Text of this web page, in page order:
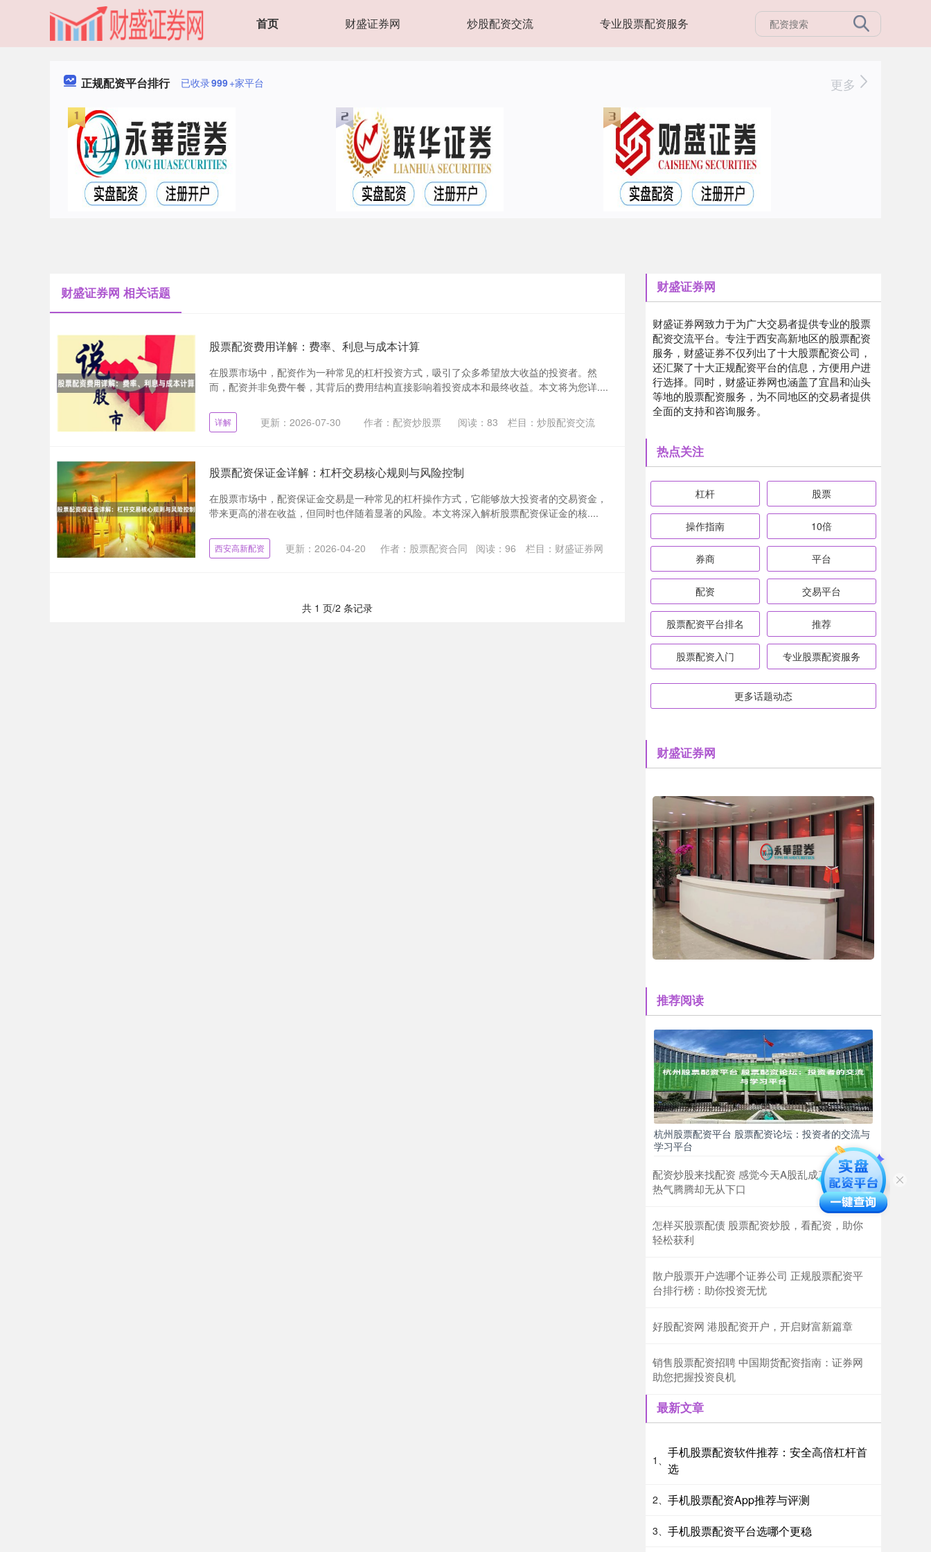
首页 财盛证券网 炒股配资交流 专业股票配资服务
正规配资平台排行 已收录999+家平台 更多
财盛证券网 相关话题
股票配资费用详解：费率、利息与成本计算
在股票市场中，配资作为一种常见的杠杆投资方式，吸引了众多希望放大收益的投资者。然
而，配资并非免费午餐，其背后的费用结构直接影响着投资成本和最终收益。本文将为您详....
详解 更新：2026-07-30 作者：配资炒股票 阅读： 83 栏目： 炒股配资交流
股票配资保证金详解：杠杆交易核心规则与风险控制
在股票市场中，配资保证金交易是一种常见的杠杆操作方式，它能够放大投资者的交易资金，
带来更高的潜在收益，但同时也伴随着显著的风险。本文将深入解析股票配资保证金的核....
西安高新配资 更新：2026-04-20 作者：股票配资合同 阅读： 96 栏目： 财盛证券网
共 1 页/2 条记录
财盛证券网
财盛证券网致力于为广大交易者提供专业的股票
配资交流平台。专注于西安高新地区的股票配资
服务，财盛证券不仅列出了十大股票配资公司，
还汇聚了十大正规配资平台的信息，方便用户进
行选择。同时，财盛证券网也涵盖了宜昌和汕头
等地的股票配资服务，为不同地区的交易者提供
全面的支持和咨询服务。
热点关注
杠杆 股票
操作指南 10倍
券商 平台
配资 交易平台
股票配资平台排名 推荐
股票配资入门 专业股票配资服务
更多话题动态
财盛证券网
推荐阅读
杭州股票配资平台 股票配资论坛：投资者的交流与
学习平台
配资炒股来找配资 感觉今天A股乱成了一锅粥
热气腾腾却无从下口
怎样买股票配债 股票配资炒股，看配资，助你
轻松获利
散户股票开户选哪个证券公司 正规股票配资平
台排行榜：助你投资无忧
好股配资网 港股配资开户，开启财富新篇章
销售股票配资招聘 中国期货配资指南：证券网
助您把握投资良机
最新文章
1、
手机股票配资软件推荐：安全高倍杠杆首
选
2、 手机股票配资App推荐与评测
3、 手机股票配资平台选哪个更稳